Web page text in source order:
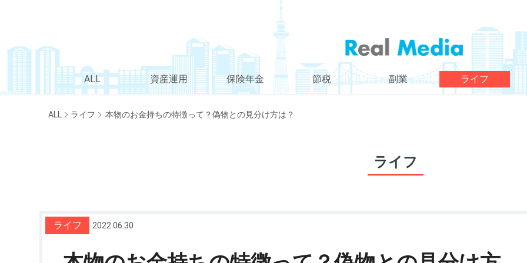
ALL 資産運用 保険年金 節税 副業 ライフ
ALL ライフ 本物のお金持ちの特徴って？偽物との見分け方は？
ライフ
ライフ 2022.06.30